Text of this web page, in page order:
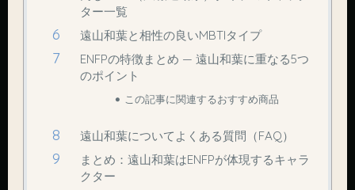
ター一覧
遠山和葉と相性の良いMBTIタイプ
ENFPの特徴まとめ — 遠山和葉に重なる5つ
のポイント
この記事に関連するおすすめ商品
遠山和葉についてよくある質問（FAQ）
まとめ：遠山和葉はENFPが体現するキャラ
クター